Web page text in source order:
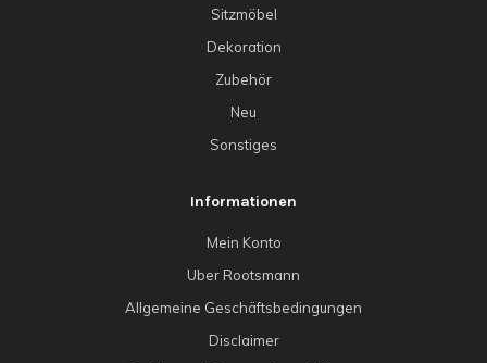
Sitzmöbel
Dekoration
Zubehör
Neu
Sonstiges
Informationen
Mein Konto
Uber Rootsmann
Allgemeine Geschäftsbedingungen
Disclaimer